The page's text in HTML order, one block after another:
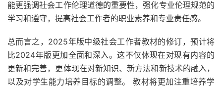
能更强调社会工作伦理道德的重要性，强化专业伦理规范的
学习和遵守，提高社会工作者的职业素养和专业责任感。
总而言之，2025年版中级社会工作者教材的修订，预计将
比2024年版更加全面和深入。这不仅体现在对现有内容的
更新和完善，更体现在对新知识、新方法和新技术的融入，
以及对学生能力培养目标的调整。 教材将更加注重培养学